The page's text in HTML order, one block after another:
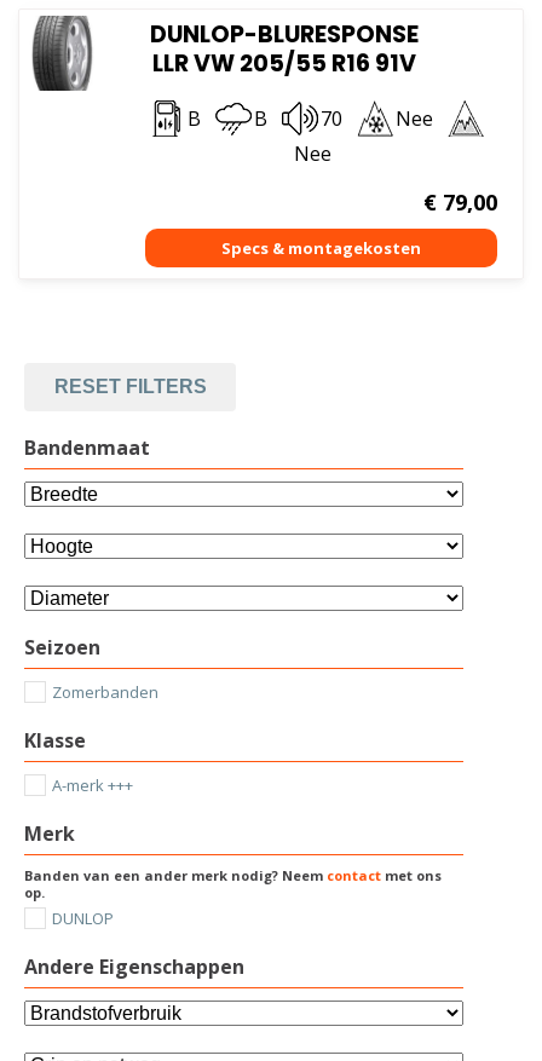
DUNLOP-BLURESPONSE
LLR VW 205/55 R16 91V
B B 70
Nee
Nee
€79,00
RESET FILTERS
Bandenmaat
Seizoen
Zomerbanden
Klasse
A-merk +++
Merk
Banden van een ander merk nodig? Neem contact met ons
op.
DUNLOP
Andere Eigenschappen